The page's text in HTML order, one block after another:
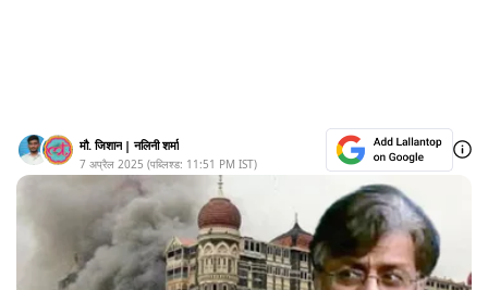
मौ. जिशान | नलिनी शर्मा
7 अप्रैल 2025 (पब्लिश्ड: 11:51 PM IST)